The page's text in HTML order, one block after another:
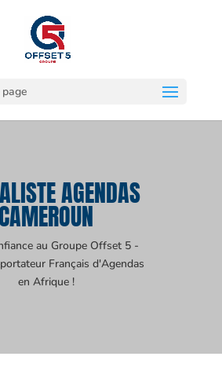
AGENDAS
CAMEROUN
au Groupe Offset 5 -
Français d'Agendas
en Afrique !